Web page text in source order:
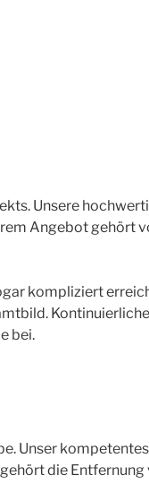
Unsere
Angebot gehört
kompliziert
bei.
Unser
die